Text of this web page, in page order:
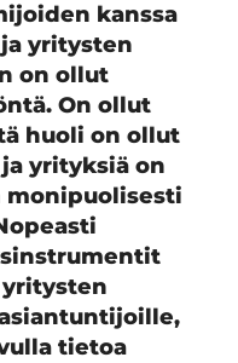
kanssa
yritysten
on ollut
On ollut
huoli on ollut
yrityksiä on
tietoa